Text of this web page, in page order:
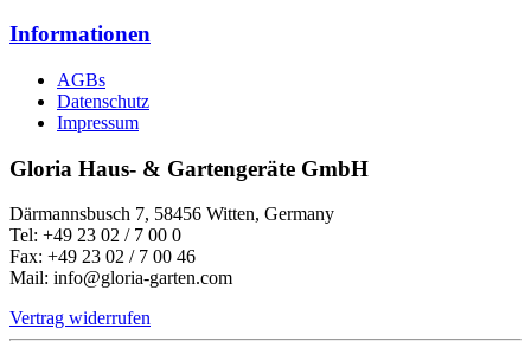
Informationen
AGBs
Datenschutz
Impressum
Gloria Haus- & Gartengeräte GmbH
Därmannsbusch 7, 58456 Witten, Germany
Tel: +49 23 02 / 7 00 0
Fax: +49 23 02 / 7 00 46
Mail: info@gloria-garten.com
Vertrag widerrufen